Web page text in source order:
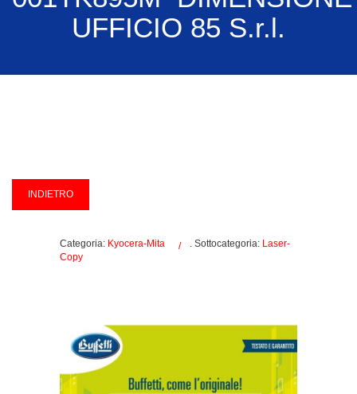
UFFICIO 85 S.r.l.
Categoria: Kyocera-Mita . Sottocategoria: Laser-
Copy